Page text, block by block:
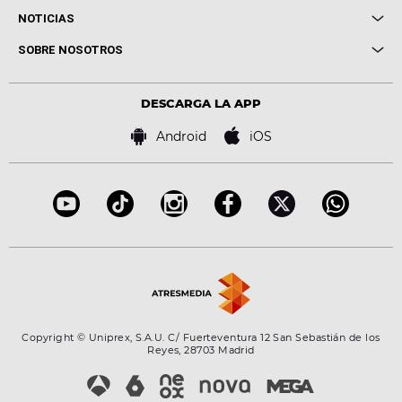
Conciertos
Cuerpos especiales
Locutores Europa FM
NOTICIAS
Cine y Televisión
Virales
SOBRE NOSOTROS
Bases de concursos
DESCARGA LA APP
Android iOS
Copyright © Uniprex, S.A.U. C/ Fuerteventura 12 San Sebastián de los
Reyes, 28703 Madrid